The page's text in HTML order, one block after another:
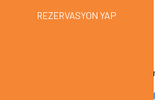
© Club Palm
REZERVASYON YAP